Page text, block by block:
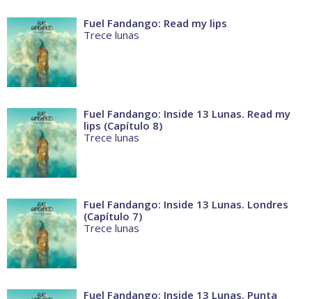
Fuel Fandango: Read my lips
Trece lunas
Fuel Fandango: Inside 13 Lunas. Read my
lips (Capítulo 8)
Trece lunas
Fuel Fandango: Inside 13 Lunas. Londres
(Capítulo 7)
Trece lunas
Fuel Fandango: Inside 13 Lunas. Punta